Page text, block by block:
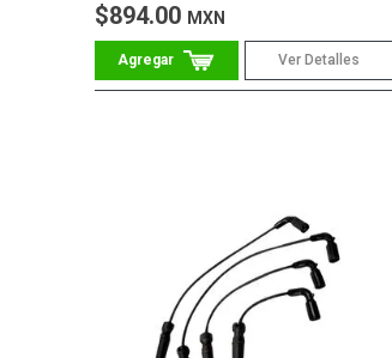
$894.00 MXN
Ver Detalles